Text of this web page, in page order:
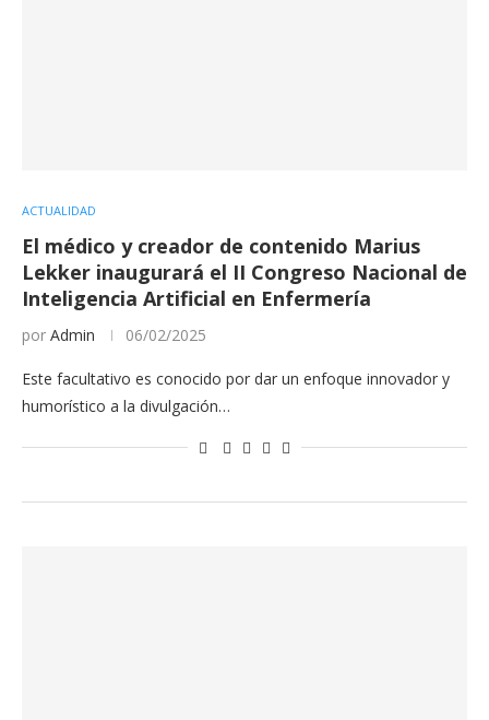
ACTUALIDAD
El médico y creador de contenido Marius
Lekker inaugurará el II Congreso Nacional de
Inteligencia Artificial en Enfermería
por Admin 06/02/2025
Este facultativo es conocido por dar un enfoque innovador y
humorístico a la divulgación…